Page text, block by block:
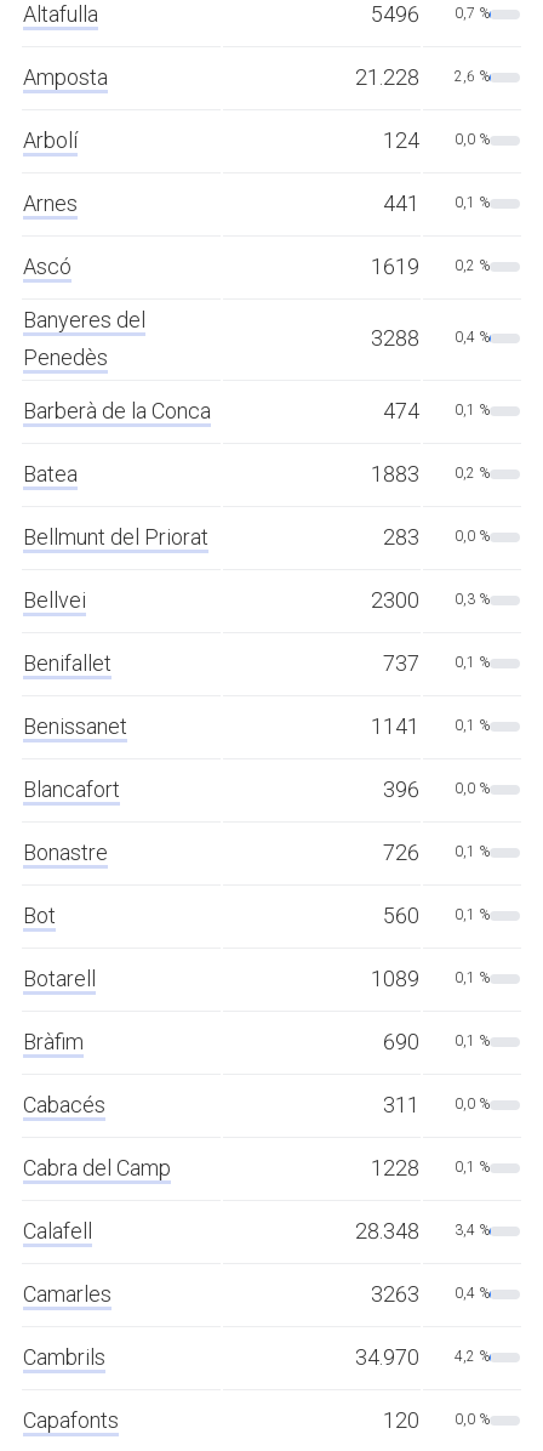
Altafulla 5496 0,7 %
Amposta 21.228 2,6 %
Arbolí 124 0,0 %
Arnes 441 0,1 %
Ascó 1619 0,2 %
Banyeres del
Penedès
3288 0,4 %
Barberà de la Conca 474 0,1 %
Batea 1883 0,2 %
Bellmunt del Priorat 283 0,0 %
Bellvei 2300 0,3 %
Benifallet 737 0,1 %
Benissanet 1141 0,1 %
Blancafort 396 0,0 %
Bonastre 726 0,1 %
Bot 560 0,1 %
Botarell 1089 0,1 %
Bràfim 690 0,1 %
Cabacés 311 0,0 %
Cabra del Camp 1228 0,1 %
Calafell 28.348 3,4 %
Camarles 3263 0,4 %
Cambrils 34.970 4,2 %
Capafonts 120 0,0 %